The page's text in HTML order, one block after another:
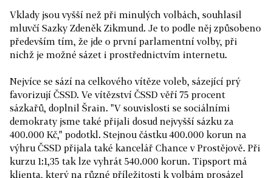
Vklady jsou vyšší než při minulých volbách, souhlasil
mluvčí Sazky Zdeněk Zikmund. Je to podle něj způsobeno
především tím, že jde o první parlamentní volby, při
nichž je možné sázet i prostřednictvím internetu.
Nejvíce se sází na celkového vítěze voleb, sázející prý
favorizují ČSSD. Ve vítězství ČSSD věří 75 procent
sázkařů, doplnil Šrain. "V souvislosti se sociálními
demokraty jsme také přijali dosud nejvyšší sázku za
400.000 Kč," podotkl. Stejnou částku 400.000 korun na
výhru ČSSD přijala také kancelář Chance v Prostějově. Při
kurzu 1:1,35 tak lze vyhrát 540.000 korun. Tipsport má
klienta, který na různé příležitosti k volbám prosázel